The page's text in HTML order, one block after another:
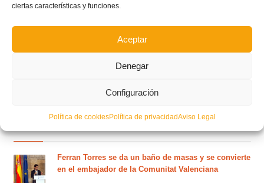
ciertas características y funciones.
Aceptar
Denegar
Configuración
Política de cookiesPolítica de privacidadAviso Legal
Ferran Torres se da un baño de masas y se convierte
en el embajador de la Comunitat Valenciana